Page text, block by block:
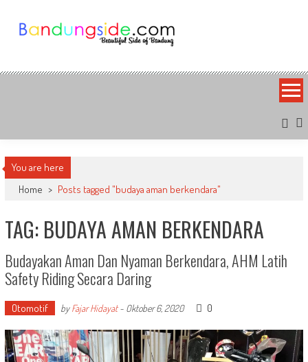
content
Bandung Side
You are here
Home > Posts tagged "budaya aman berkendara"
TAG: BUDAYA AMAN BERKENDARA
Budayakan Aman Dan Nyaman Berkendara, AHM Latih
Safety Riding Secara Daring
Otomotif byFajar Hidayat- Oktober 6, 2020 0